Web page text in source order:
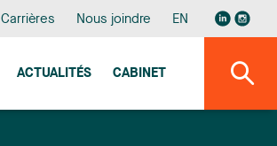
Carrières Nous joindre EN
ACTUALITÉS CABINET